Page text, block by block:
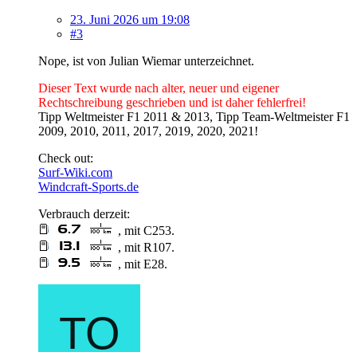
23. Juni 2026 um 19:08
#3
Nope, ist von Julian Wiemar unterzeichnet.
Dieser Text wurde nach alter, neuer und eigener
Rechtschreibung geschrieben und ist daher fehlerfrei!
Tipp Weltmeister F1 2011 & 2013, Tipp Team-Weltmeister F1
2009, 2010, 2011, 2017, 2019, 2020, 2021!
Check out:
Surf-Wiki.com
Windcraft-Sports.de
Verbrauch derzeit:
, mit C253.
, mit R107.
, mit E28.